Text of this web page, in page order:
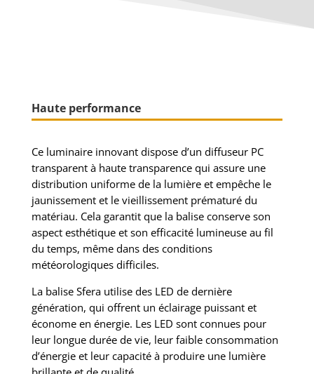
Haute performance
Ce luminaire innovant dispose d’un diffuseur PC
transparent à haute transparence qui assure une
distribution uniforme de la lumière et empêche le
jaunissement et le vieillissement prématuré du
matériau. Cela garantit que la balise conserve son
aspect esthétique et son efficacité lumineuse au fil
du temps, même dans des conditions
météorologiques difficiles.
La balise Sfera utilise des LED de dernière
génération, qui offrent un éclairage puissant et
économe en énergie. Les LED sont connues pour
leur longue durée de vie, leur faible consommation
d’énergie et leur capacité à produire une lumière